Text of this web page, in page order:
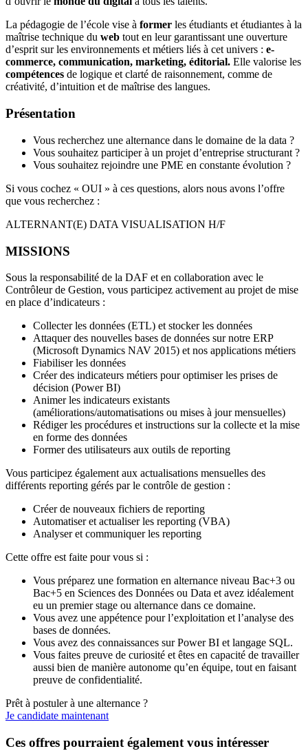
La pédagogie de l’école vise à former les étudiants et étudiantes à la
maîtrise technique du web tout en leur garantissant une ouverture
d’esprit sur les environnements et métiers liés à cet univers : e-
commerce, communication, marketing, éditorial. Elle valorise les
compétences de logique et clarté de raisonnement, comme de
créativité, d’intuition et de maîtrise des langues.
Présentation
Vous recherchez une alternance dans le domaine de la data ?
Vous souhaitez participer à un projet d’entreprise structurant ?
Vous souhaitez rejoindre une PME en constante évolution ?
Si vous cochez « OUI » à ces questions, alors nous avons l’offre
que vous recherchez :
ALTERNANT(E) DATA VISUALISATION H/F
MISSIONS
Sous la responsabilité de la DAF et en collaboration avec le
Contrôleur de Gestion, vous participez activement au projet de mise
en place d’indicateurs :
Collecter les données (ETL) et stocker les données
Attaquer des nouvelles bases de données sur notre ERP
(Microsoft Dynamics NAV 2015) et nos applications métiers
Fiabiliser les données
Créer des indicateurs métiers pour optimiser les prises de
décision (Power BI)
Animer les indicateurs existants
(améliorations/automatisations ou mises à jour mensuelles)
Rédiger les procédures et instructions sur la collecte et la mise
en forme des données
Former des utilisateurs aux outils de reporting
Vous participez également aux actualisations mensuelles des
différents reporting gérés par le contrôle de gestion :
Créer de nouveaux fichiers de reporting
Automatiser et actualiser les reporting (VBA)
Analyser et communiquer les reporting
Cette offre est faite pour vous si :
Vous préparez une formation en alternance niveau Bac+3 ou
Bac+5 en Sciences des Données ou Data et avez idéalement
eu un premier stage ou alternance dans ce domaine.
Vous avez une appétence pour l’exploitation et l’analyse des
bases de données.
Vous avez des connaissances sur Power BI et langage SQL.
Vous faites preuve de curiosité et êtes en capacité de travailler
aussi bien de manière autonome qu’en équipe, tout en faisant
preuve de confidentialité.
Prêt à postuler à une alternance ?
Je candidate maintenant
Ces offres pourraient également vous intéresser